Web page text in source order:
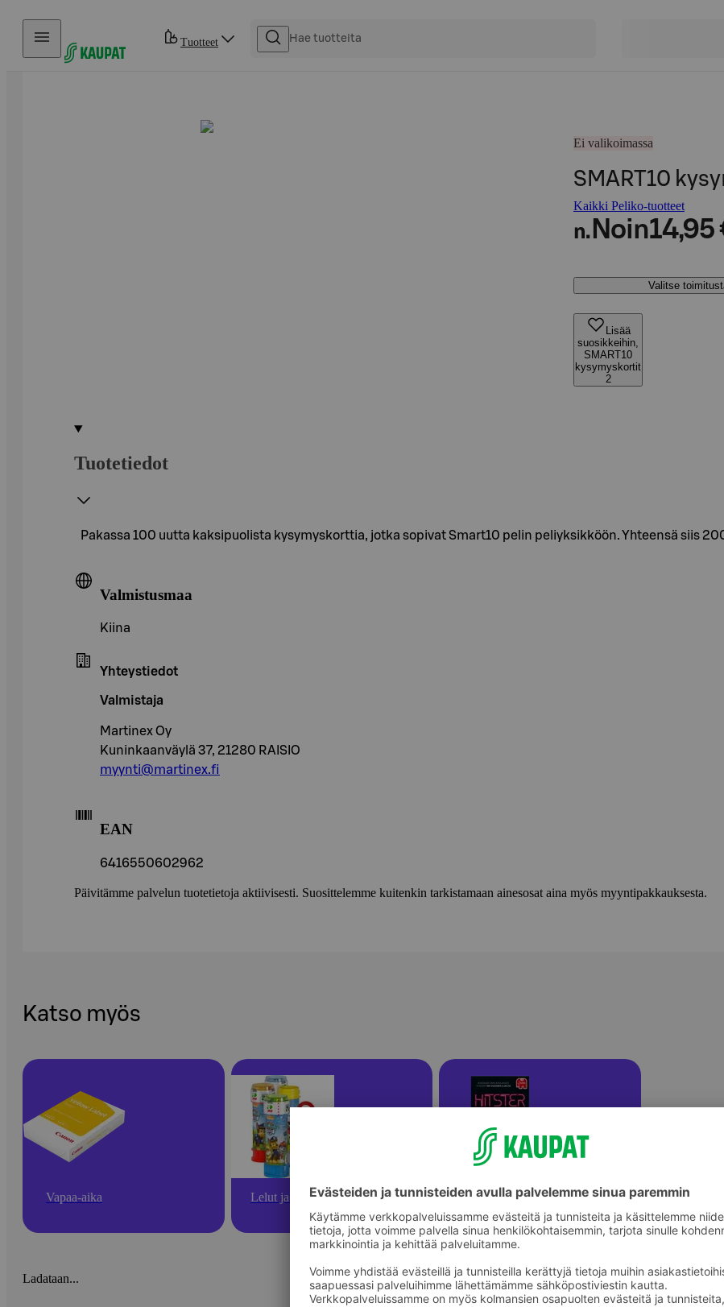
Hyppää sisältöön
Tuotteet
Ei valikoimassa
SMART10
Kaikki Peliko-tuotteet
n. Noin14,95
Valitse
Lisää
suosikkeihin,
SMART10
kysymyskortit
2
Tuotetiedot
Pakassa 100 uutta kaksipuolista kysymyskorttia, jotka sopivat Smart10 pelin peliyksikköön. Yhteensä siis
Valmistusmaa
Kiina
Yhteystiedot
Valmistaja
Martinex Oy
Kuninkaanväylä 37, 21280 RAISIO
myynti@martinex.fi
EAN
6416550602962
Päivitämme palvelun tuotetietoja aktiivisesti. Suosittelemme kuitenkin tarkistamaan ainesosat aina myös myyntipakkauksesta.
Katso myös
Vapaa-aika Lelut ja pelit Koko perheen lautapelit
Ladataan...